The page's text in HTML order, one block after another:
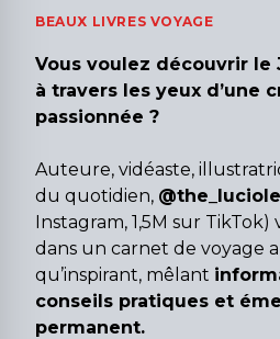
BEAUX LIVRES VOYAGE
Vous voulez découvrir le
à travers les yeux d’une
passionnée ?
Auteure, vidéaste,
du quotidien, @the_luciole
Instagram, 1,5M sur
dans un carnet de voyage
qu’inspirant, mêlant
conseils pratiques et
permanent.